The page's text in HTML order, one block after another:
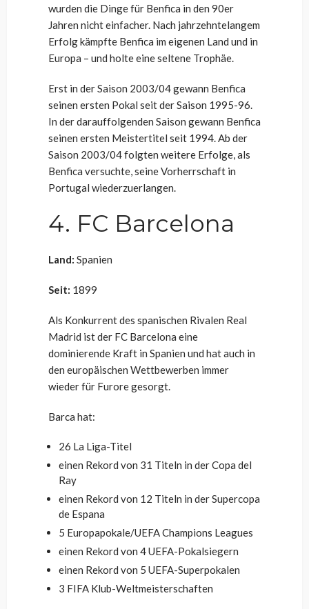
wurden die Dinge für Benfica in den 90er
Jahren nicht einfacher. Nach jahrzehntelangem
Erfolg kämpfte Benfica im eigenen Land und in
Europa – und holte eine seltene Trophäe.
Erst in der Saison 2003/04 gewann Benfica
seinen ersten Pokal seit der Saison 1995-96.
In der darauffolgenden Saison gewann Benfica
seinen ersten Meistertitel seit 1994. Ab der
Saison 2003/04 folgten weitere Erfolge, als
Benfica versuchte, seine Vorherrschaft in
Portugal wiederzuerlangen.
4. FC Barcelona
Land: Spanien
Seit: 1899
Als Konkurrent des spanischen Rivalen Real
Madrid ist der FC Barcelona eine
dominierende Kraft in Spanien und hat auch in
den europäischen Wettbewerben immer
wieder für Furore gesorgt.
Barca hat:
26 La Liga-Titel
einen Rekord von 31 Titeln in der Copa del
Ray
einen Rekord von 12 Titeln in der Supercopa
de Espana
5 Europapokale/UEFA Champions Leagues
einen Rekord von 4 UEFA-Pokalsiegern
einen Rekord von 5 UEFA-Superpokalen
3 FIFA Klub-Weltmeisterschaften